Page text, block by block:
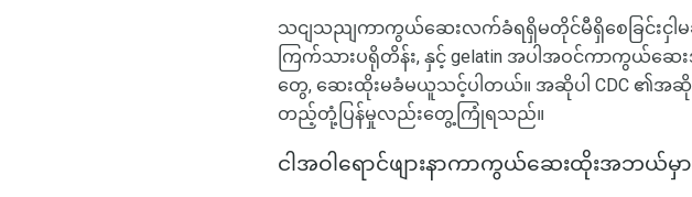
သငျသညျကာကွယ်ဆေးလက်ခံရရှိမတိုင်မီရှိစေခြင်းငှါ
ကြက်သားပရိုတိန်း, နှင့် gelatin အပါအဝင်ကာကွယ်ဆ
တွေ, ဆေးထိုးမခံမယူသင့်ပါတယ်။ အဆိုပါ CDC ၏အ
တည့်တုံ့ပြန်မှုလည်းတွေ့ကြုံရသည်။
ငါအဝါရောင်ဖျားနာကာကွယ်ဆေးထိုးအဘယ်မှာ